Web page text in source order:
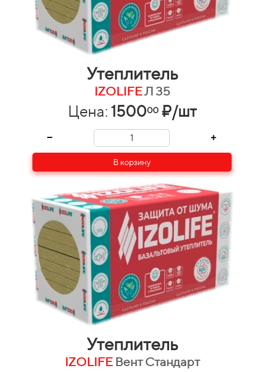
Утеплитель
IZOLIFEЛ 35
Цена: 150000 ₽/шт
В корзину
Утеплитель
IZOLIFE Вент Стандарт